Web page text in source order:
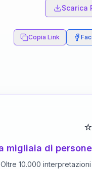
Scarica
Copia Link
⭐
migliaia di
Oltre 10.000